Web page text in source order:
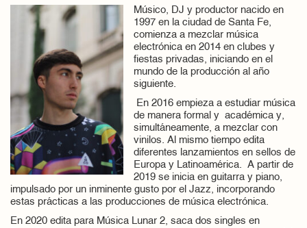
Músico, DJ y productor nacido en
1997 en la ciudad de Santa Fe,
comienza a mezclar música
electrónica en 2014 en clubes y
fiestas privadas, iniciando en el
mundo de la producción al año
siguiente.
En 2016 empieza a estudiar música
de manera formal y académica y,
simultáneamente, a mezclar con
vinilos. Al mismo tiempo edita
diferentes lanzamientos en sellos de
Europa y Latinoamérica. A partir de
2019 se inicia en guitarra y piano,
impulsado por un inminente gusto por el Jazz, incorporando
estas prácticas a las producciones de música electrónica.
En 2020 edita para Música Lunar 2, saca dos singles en